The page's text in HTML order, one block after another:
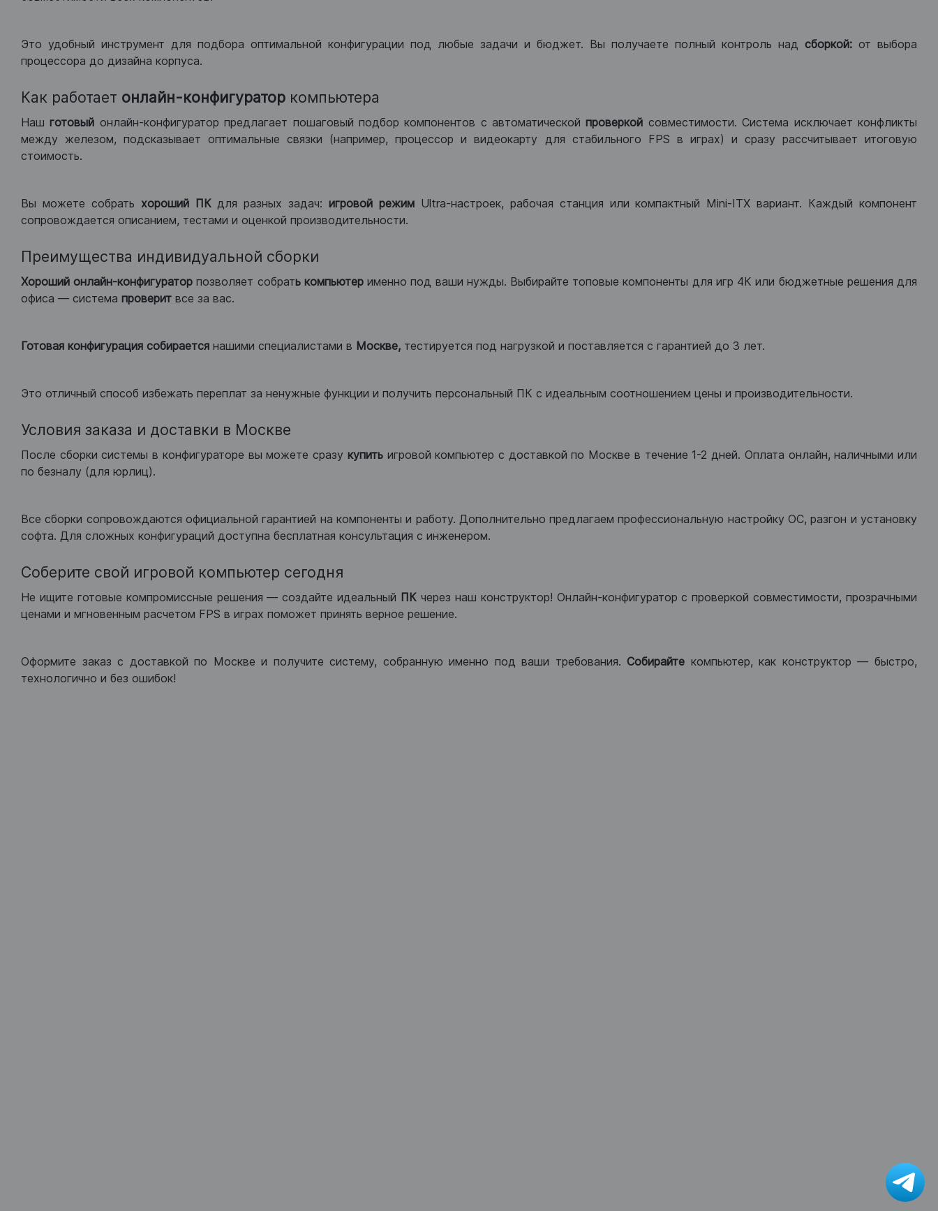
Это удобный инструмент для подбора оптимальной конфигурации под любые задачи и бюджет. Вы получаете полный контроль над сборкой: от выбора
процессора до дизайна корпуса.
Как работает онлайн-конфигуратор компьютера
Нашготовый онлайн-конфигуратор предлагает пошаговый подбор компонентов с автоматическойпроверкой совместимости. Система исключает конфликты
между железом, подсказывает оптимальные связки (например, процессор и видеокарту для стабильного FPS в играх) и сразу рассчитывает итоговую
стоимость.
Вы можете собрать хороший ПКдля разных задач:игровой режим Ultra-настроек, рабочая станция или компактный Mini-ITX вариант. Каждый компонент
сопровождается описанием, тестами и оценкой производительности.
Преимущества индивидуальной сборки
Хороший онлайн-конфигуратор позволяет собрать компьютерименно под ваши нужды. Выбирайте топовые компоненты для игр 4К или бюджетные решения для
офиса — система проверит все за вас.
Готовая конфигурация собирается нашими специалистами в Москве, тестируется под нагрузкой и поставляется с гарантией до 3 лет.
Это отличный способ избежать переплат за ненужные функции и получить персональный ПК с идеальным соотношением цены и производительности.
Условия заказа и доставки в Москве
После сборки системы в конфигураторе вы можете сразу купитьигровой компьютер с доставкой по Москве в течение 1-2 дней. Оплата онлайн, наличными или
по безналу (для юрлиц).
Все сборки сопровождаются официальной гарантией на компоненты и работу. Дополнительно предлагаем профессиональную настройку ОС, разгон и установку
софта. Для сложных конфигураций доступна бесплатная консультация с инженером.
Соберите свой игровой компьютер сегодня
Не ищите готовые компромиссные решения — создайте идеальный ПК через наш конструктор! Онлайн-конфигуратор с проверкой совместимости, прозрачными
ценами и мгновенным расчетом FPS в играх поможет принять верное решение.
Оформите заказ с доставкой по Москве и получите систему, собранную именно под ваши требования.Собирайте компьютер, как конструктор — быстро,
технологично и без ошибок!